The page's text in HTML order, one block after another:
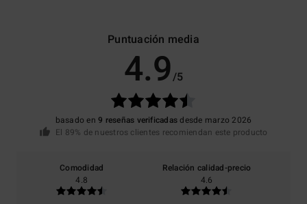
Puntuación media
4.9/5
basado en9 reseñas verificadasdesde marzo 2026
El 89% de nuestros clientes recomiendan este producto
Comodidad
4.8
Relación calidad-precio
4.6